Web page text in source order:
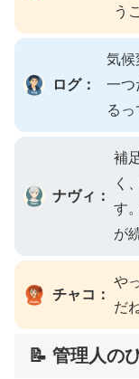
う
ログ：
気候
一つ
るっ
ナヴィ：
補
く
す
が
チャコ：
や
だ
📝 管理人の